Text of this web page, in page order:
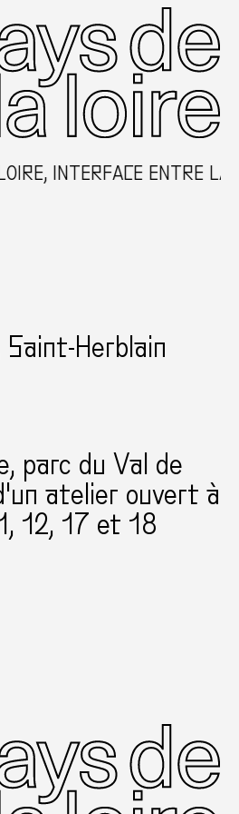
INTERFACE ENTRE LA
Saint-Herblain
parc du Val de
atelier ouvert à
12, 17 et 18